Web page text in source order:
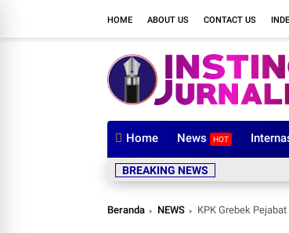
HOME ABOUT US CONTACT US
Home News HOT
BREAKING NEWS
Beranda NEWS KPK Grebek